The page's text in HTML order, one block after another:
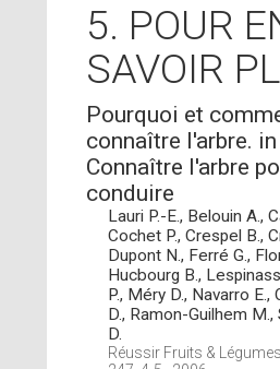
5. POUR
SAVOIR
Pourquoi et
connaître l'arbre.
Connaître l'arbre
conduire
Lauri P.-E., Belouin A.,
Cochet P., Crespel B.,
Dupont N., Ferré G.,
Hucbourg B.,
P., Méry D., Navarro E.,
D., Ramon-Guilhem M.,
D.
Réussir Fruits &